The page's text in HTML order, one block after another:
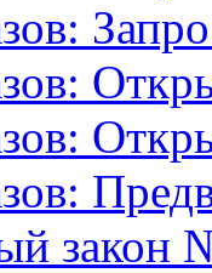
закон